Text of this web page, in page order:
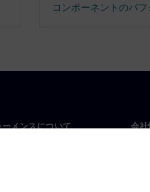
コンポーネントのパ
ーメンスについて 会社